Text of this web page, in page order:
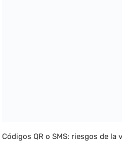
Códigos QR o SMS: riesgos de la